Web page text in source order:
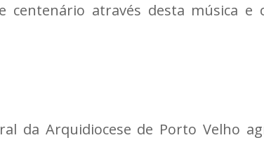
centenário através desta música e
da Arquidiocese de Porto Velho